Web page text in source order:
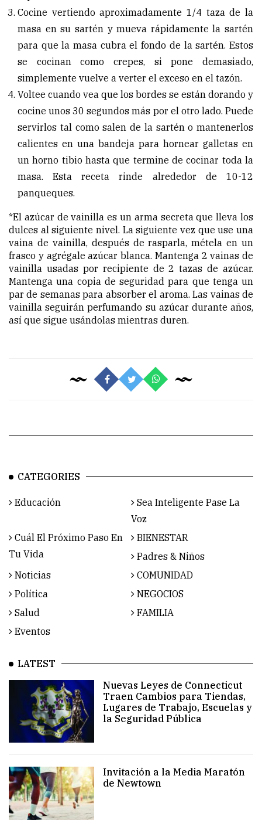
Cocine vertiendo aproximadamente 1/4 taza de la
masa en su sartén y mueva rápidamente la sartén
para que la masa cubra el fondo de la sartén. Estos
se cocinan como crepes, si pone demasiado,
simplemente vuelve a verter el exceso en el tazón.
Voltee cuando vea que los bordes se están dorando y
cocine unos 30 segundos más por el otro lado. Puede
servirlos tal como salen de la sartén o mantenerlos
calientes en una bandeja para hornear galletas en
un horno tibio hasta que termine de cocinar toda la
masa. Esta receta rinde alrededor de 10-12
panqueques.
*El azúcar de vainilla es un arma secreta que lleva los
dulces al siguiente nivel. La siguiente vez que use una
vaina de vainilla, después de rasparla, métela en un
frasco y agrégale azúcar blanca. Mantenga 2 vainas de
vainilla usadas por recipiente de 2 tazas de azúcar.
Mantenga una copia de seguridad para que tenga un
par de semanas para absorber el aroma. Las vainas de
vainilla seguirán perfumando su azúcar durante años,
así que sigue usándolas mientras duren.
CATEGORIES
Educación
Sea Inteligente Pase La
Voz
Cuál El Próximo Paso En
Tu Vida
BIENESTAR
Padres & Niños
Noticias
COMUNIDAD
Política
NEGOCIOS
Salud
FAMILIA
Eventos
LATEST
Nuevas Leyes de Connecticut
Traen Cambios para Tiendas,
Lugares de Trabajo, Escuelas y
la Seguridad Pública
Invitación a la Media Maratón
de Newtown